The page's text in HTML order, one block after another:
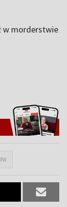
w morderstwie